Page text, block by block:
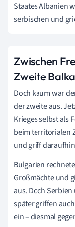
Staates Albanien
serbischen und
Zwischen
Zweite
Doch kaum war
der zweite aus.
Krieges selbst als
beim territorialen
und griff
Bulgarien
Großmächte und
aus. Doch
später griffen
ein – diesmal